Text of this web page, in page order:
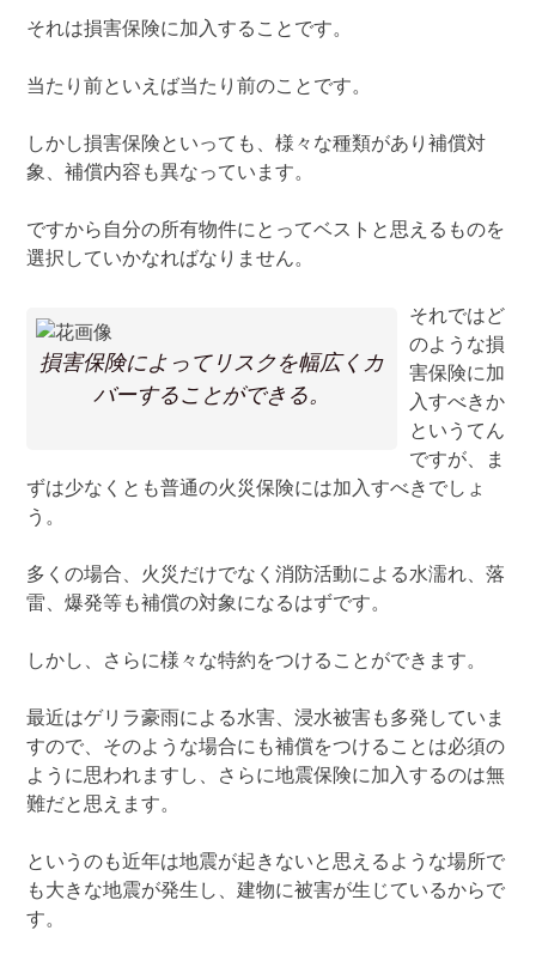
それは損害保険に加入することです。
当たり前といえば当たり前のことです。
しかし損害保険といっても、様々な種類があり補償対
象、補償内容も異なっています。
ですから自分の所有物件にとってベストと思えるものを
選択していかなればなりません。
損害保険によってリスクを幅広くカ
バーすることができる。
それではど
のような損
害保険に加
入すべきか
というてん
ですが、ま
ずは少なくとも普通の火災保険には加入すべきでしょ
う。
多くの場合、火災だけでなく消防活動による水濡れ、落
雷、爆発等も補償の対象になるはずです。
しかし、さらに様々な特約をつけることができます。
最近はゲリラ豪雨による水害、浸水被害も多発していま
すので、そのような場合にも補償をつけることは必須の
ように思われますし、さらに地震保険に加入するのは無
難だと思えます。
というのも近年は地震が起きないと思えるような場所で
も大きな地震が発生し、建物に被害が生じているからで
す。